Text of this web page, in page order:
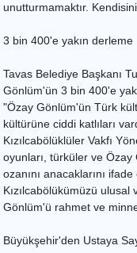
unutturmamaktır.
3 bin 400'e yakın derleme
Tavas Belediye Başkanı
Gönlüm'ün 3 bin 400'e
"Özay Gönlüm'ün Türk
kültürüne ciddi katlıları
Kızılcabölüklüler Vakfı
oyunları, türküler ve
ozanını anacaklarını
Kızılcabölükümüzü
Gönlüm'ü rahmet ve
Büyükşehir'den Ustaya